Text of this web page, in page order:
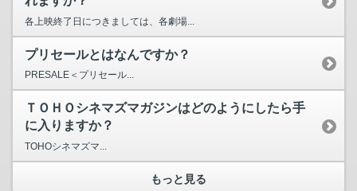
各上映終了日につきましては、各劇場...
プリセールとはなんですか？
PRESALE＜プリセール...
ＴＯＨＯシネマズマガジンはどのようにしたら手
に入りますか？
TOHOシネマズマ...
もっと見る